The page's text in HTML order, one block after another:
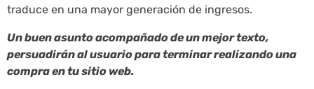
traduce en una mayor generación de ingresos.
Un buen asunto acompañado de un mejor texto,
persuadirán al usuario para terminar realizando una
compra en tu sitio web.